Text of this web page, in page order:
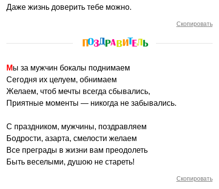
Даже жизнь доверить тебе можно.
Скопировать
Мы за мужчин бокалы поднимаем
Сегодня их целуем, обнимаем
Желаем, чтоб мечты всегда сбывались,
Приятные моменты — никогда не забывались.
С праздником, мужчины, поздравляем
Бодрости, азарта, смелости желаем
Все преграды в жизни вам преодолеть
Быть веселыми, душою не стареть!
Скопировать